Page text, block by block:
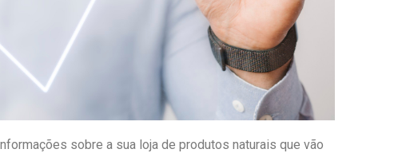
sobre a sua loja de produtos naturais que vão